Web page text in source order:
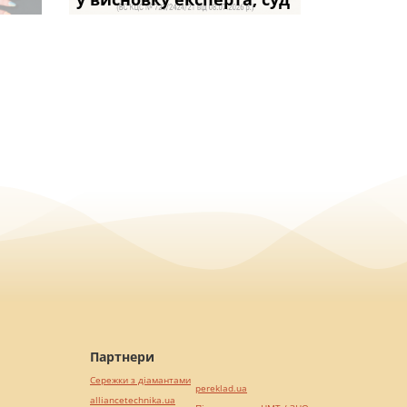
Партнери
Сережки з діамантами
alliancetechnika.ua
pereklad.ua